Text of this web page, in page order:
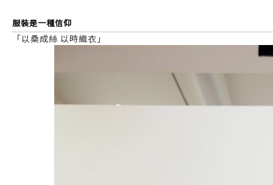
服裝是一種信仰
「以桑成絲 以時織衣」